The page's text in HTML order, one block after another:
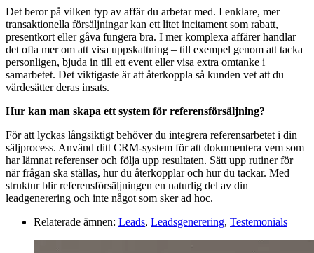
Det beror på vilken typ av affär du arbetar med. I enklare, mer
transaktionella försäljningar kan ett litet incitament som rabatt,
presentkort eller gåva fungera bra. I mer komplexa affärer handlar
det ofta mer om att visa uppskattning – till exempel genom att tacka
personligen, bjuda in till ett event eller visa extra omtanke i
samarbetet. Det viktigaste är att återkoppla så kunden vet att du
värdesätter deras insats.
Hur kan man skapa ett system för referensförsäljning?
För att lyckas långsiktigt behöver du integrera referensarbetet i din
säljprocess. Använd ditt CRM-system för att dokumentera vem som
har lämnat referenser och följa upp resultaten. Sätt upp rutiner för
när frågan ska ställas, hur du återkopplar och hur du tackar. Med
struktur blir referensförsäljningen en naturlig del av din
leadgenerering och inte något som sker ad hoc.
Relaterade ämnen: Leads, Leadsgenerering, Testemonials